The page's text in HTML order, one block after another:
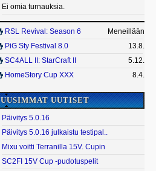
Ei omia turnauksia.
RSL Revival: Season 6
Meneillään
PiG Sty Festival 8.0
13.8.
SC4ALL II: StarCraft II
5.12.
HomeStory Cup XXX
8.4.
UUSIMMAT UUTISET
Päivitys 5.0.16
Päivitys 5.0.16 julkaistu testipal..
Mixu voitti Terranilla 15V. Cupin
SC2FI 15V Cup -pudotuspelit